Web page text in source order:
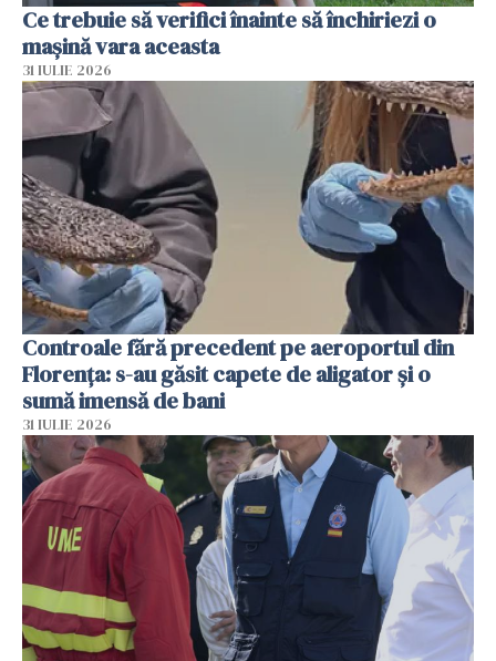
Ce trebuie să verifici înainte să închiriezi o
mașină vara aceasta
31 IULIE 2026
Controale fără precedent pe aeroportul din
Florența: s-au găsit capete de aligator și o
sumă imensă de bani
31 IULIE 2026